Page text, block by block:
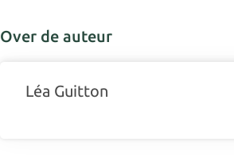
Over de auteur
Léa Guitton